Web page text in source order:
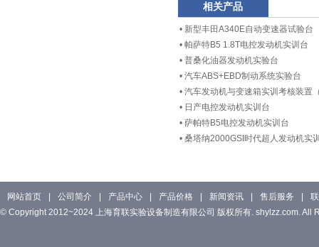
相关产品
• 新型丰田A340E自动变速器试验台
• 帕萨特B5 1.8T电控发动机实训台
• 普桑化油器发动机实验台
• 汽车ABS+EBD制动系统实验台
• 汽车发动机与变速箱实训考核装置
• 日产电控发动机实训台
• 萨帕特B5电控发动机实训台
• 桑塔纳2000GSI时代超人发动机实
网站首页 公司简介 产品中心 产品价格 新闻资讯 售后服务
© Copyright 2012~2024 上海育联实验设备制造有限公司 版权所有. shylzz.com. All